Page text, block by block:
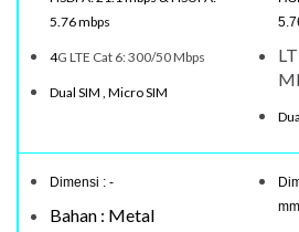
5.76 mbps
4G LTE Cat 6: 300/50 Mbps
Dual SIM , Micro SIM
Dimensi : -
Bahan : Metal
mm